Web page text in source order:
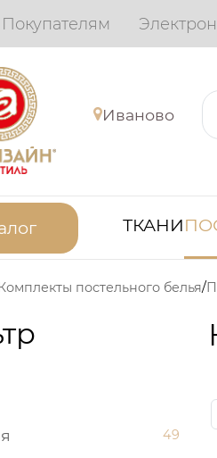
Покупателям
Иваново
ТКАНИ
Комплекты постельного белья
49